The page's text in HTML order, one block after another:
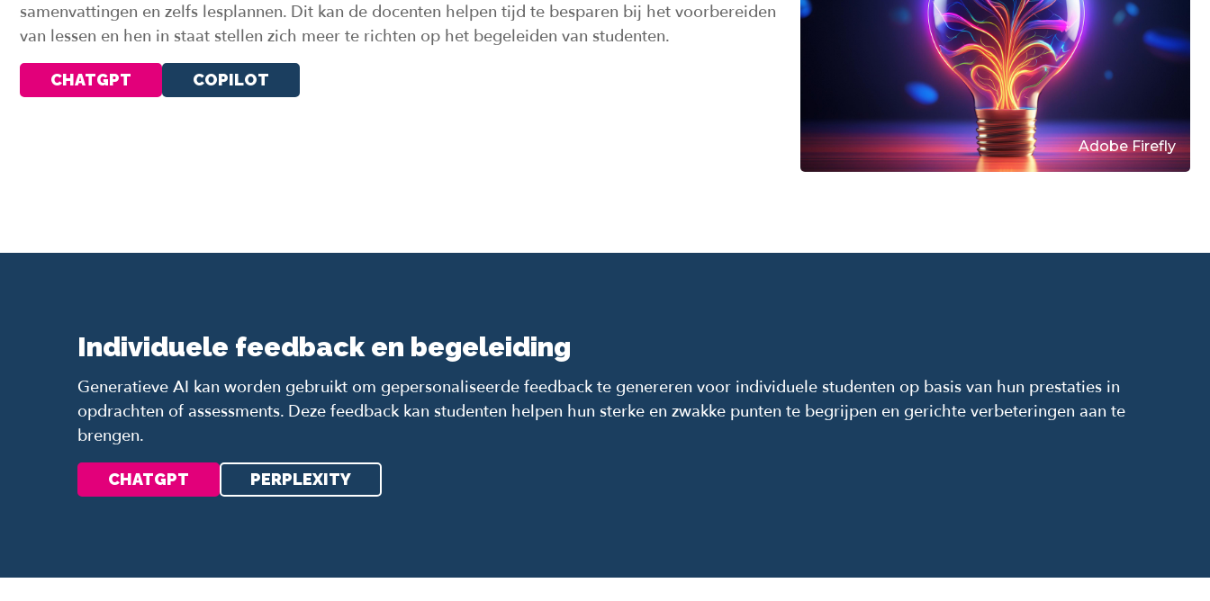
samenvattingen en zelfs lesplannen. Dit kan de docenten helpen tijd te besparen bij het voorbereiden
van lessen en hen in staat stellen zich meer te richten op het begeleiden van studenten.
CHATGPT COPILOT
Adobe Firefly
Individuele feedback en begeleiding
Generatieve AI kan worden gebruikt om gepersonaliseerde feedback te genereren voor individuele studenten op basis van hun prestaties in
opdrachten of assessments. Deze feedback kan studenten helpen hun sterke en zwakke punten te begrijpen en gerichte verbeteringen aan te
brengen.
CHATGPT PERPLEXITY